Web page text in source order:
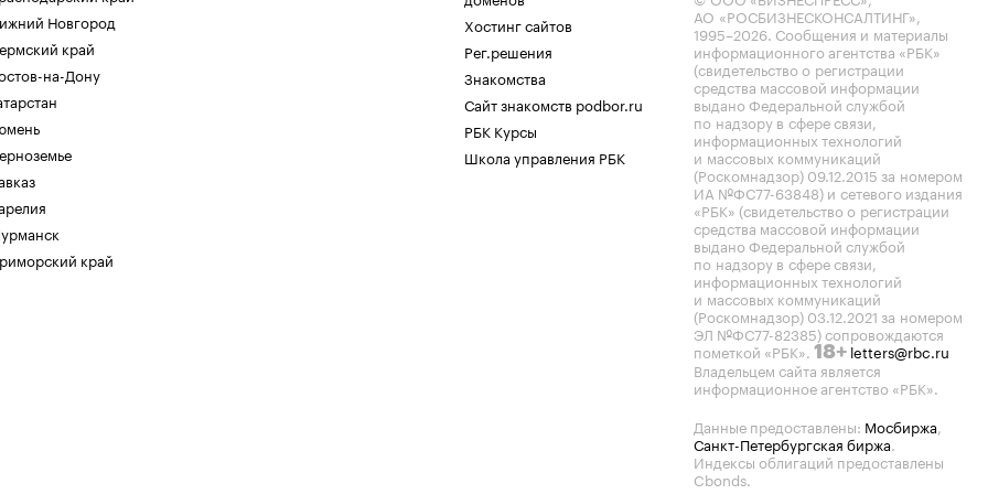
Новгород
край
на-Дону
край
Хостинг сайтов
Рег.решения
Знакомства
Сайт знакомств podbor.ru
РБК Курсы
Школа управления РБК
АО «РОСБИЗНЕСКОНСАЛТИНГ»,
1995–2026. Сообщения и материалы
информационного агентства «РБК»
(свидетельство о регистрации
средства массовой информации
выдано Федеральной службой
по надзору в сфере связи,
информационных технологий
и массовых коммуникаций
(Роскомнадзор) 09.12.2015 за номером
ИА №ФС77-63848) и сетевого издания
«РБК» (свидетельство о регистрации
средства массовой информации
выдано Федеральной службой
по надзору в сфере связи,
информационных технологий
и массовых коммуникаций
(Роскомнадзор) 03.12.2021 за номером
ЭЛ №ФС77-82385) сопровождаются
пометкой «РБК». 18+ letters@rbc.ru
Владельцем сайта является
информационное агентство «РБК».
Данные предоставлены: Мосбиржа,
Санкт-Петербургская биржа.
Индексы облигаций предоставлены
Cbonds.